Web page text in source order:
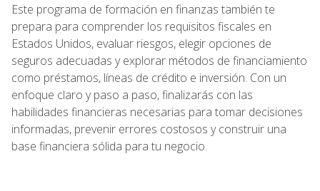
Este programa de formación en finanzas también te
prepara para comprender los requisitos fiscales en
Estados Unidos, evaluar riesgos, elegir opciones de
seguros adecuadas y explorar métodos de financiamiento
como préstamos, líneas de crédito e inversión. Con un
enfoque claro y paso a paso, finalizarás con las
habilidades financieras necesarias para tomar decisiones
informadas, prevenir errores costosos y construir una
base financiera sólida para tu negocio.